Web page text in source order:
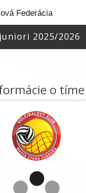
Federácia
2025/2026
o tíme